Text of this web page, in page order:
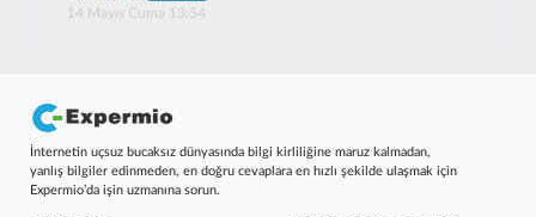
14 Mayıs Cuma 13:54
İnternetin uçsuz bucaksız dünyasında bilgi kirliliğine maruz kalmadan,
yanlış bilgiler edinmeden, en doğru cevaplara en hızlı şekilde ulaşmak için
Expermio’da işin uzmanına sorun.